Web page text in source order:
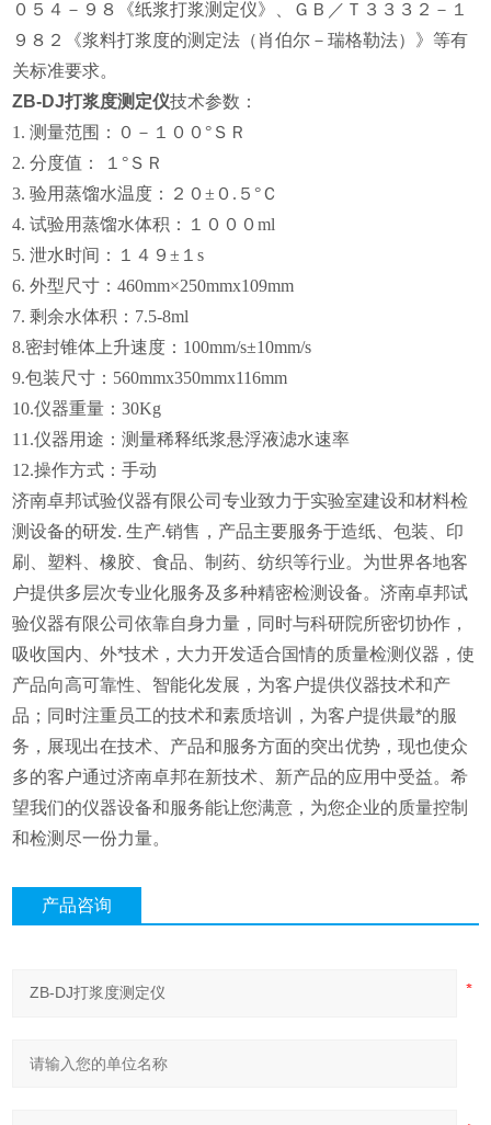
０５４－９８《纸浆打浆测定仪》、ＧＢ／Ｔ３３３２－１
９８２《浆料打浆度的测定法（肖伯尔－瑞格勒法）》等有
关标准要求。
ZB-DJ打浆度测定仪技术参数：
1. 测量范围：０－１００°ＳＲ
2. 分度值： １°ＳＲ
3. 验用蒸馏水温度：２０±０.５°Ｃ
4. 试验用蒸馏水体积：１０００ml
5. 泄水时间：１４９±１s
6. 外型尺寸：460mm×250mmx109mm
7. 剩余水体积：7.5-8ml
8.密封锥体上升速度：100mm/s±10mm/s
9.包装尺寸：560mmx350mmx116mm
10.仪器重量：30Kg
11.仪器用途：测量稀释纸浆悬浮液滤水速率
12.操作方式：手动
济南卓邦试验仪器有限公司专业致力于实验室建设和材料检
测设备的研发. 生产.销售，产品主要服务于造纸、包装、印
刷、塑料、橡胶、食品、制药、纺织等行业。为世界各地客
户提供多层次专业化服务及多种精密检测设备。济南卓邦试
验仪器有限公司依靠自身力量，同时与科研院所密切协作，
吸收国内、外*技术，大力开发适合国情的质量检测仪器，使
产品向高可靠性、智能化发展，为客户提供仪器技术和产
品；同时注重员工的技术和素质培训，为客户提供最*的服
务，展现出在技术、产品和服务方面的突出优势，现也使众
多的客户通过济南卓邦在新技术、新产品的应用中受益。希
望我们的仪器设备和服务能让您满意，为您企业的质量控制
和检测尽一份力量。
产品咨询